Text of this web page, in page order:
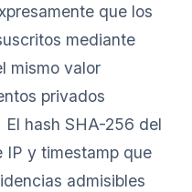
que los
mediante
mismo valor
privados
hash SHA-256 del
IP y timestamp que
admisibles